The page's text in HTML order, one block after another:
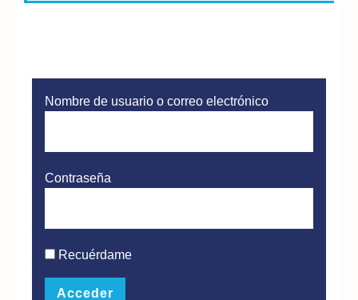
Nombre de usuario o correo electrónico
Contraseña
Recuérdame